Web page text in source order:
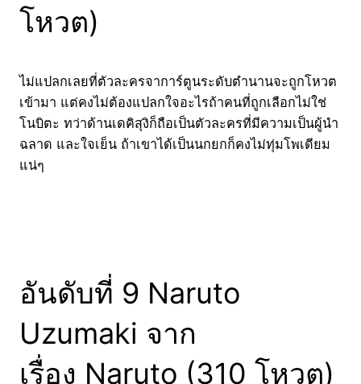
โหวต)
ไม่แปลกเลยที่ตัวละครจาการ์ตูนระดับตำนานจะถูกโหวต
เข้ามา แต่คงไม่ต้องแปลกใจอะไรถ้าคนที่ถูกเลือกไม่ใช่
โนบิตะ ทว่าด้านเดคิสุงิก็ถือเป็นตัวละครที่มีความเป็นผู้นำ
ฉลาด และใจเย็น ถ้าเขาได้เป็นนกยกก็คงไม่ทุ่มโพเดียม
แน่ๆ
อันดับที่ 9 Naruto
Uzumaki จาก
เรื่อง Naruto (310 โหวต)